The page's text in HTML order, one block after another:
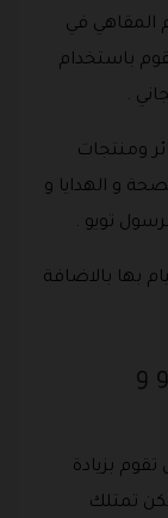
المقاهي في
باستخدام
.
ومنتجات
و الهدايا و
تويو .
بها بالاضافة
و
بزيادة
تمتلك